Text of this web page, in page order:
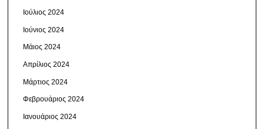
Ιούλιος 2024
Ιούνιος 2024
Μάιος 2024
Απρίλιος 2024
Μάρτιος 2024
Φεβρουάριος 2024
Ιανουάριος 2024